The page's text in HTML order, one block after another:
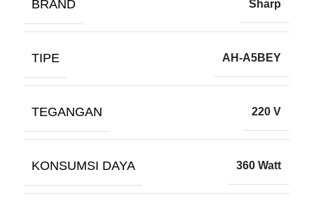
BRAND Sharp
TIPE AH-A5BEY
TEGANGAN 220 V
KONSUMSI DAYA 360 Watt